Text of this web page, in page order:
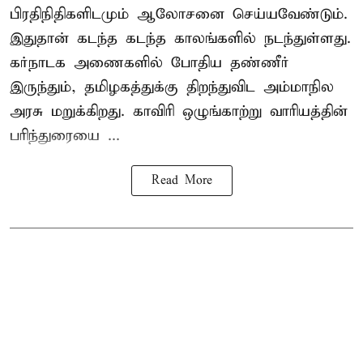
பிரதிநிதிகளிடமும் ஆலோசனை செய்யவேண்டும்.
இதுதான் கடந்த கடந்த காலங்களில் நடந்துள்ளது.
கர்நாடக அணைகளில் போதிய தண்ணீர்
இருந்தும், தமிழகத்துக்கு திறந்துவிட அம்மாநில
அரசு மறுக்கிறது. காவிரி ஒழுங்காற்று வாரியத்தின்
பரிந்துரையை ...
Read More